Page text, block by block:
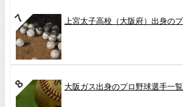
上宮太子高校（大阪府）出身の
大阪ガス出身のプロ野球選手一覧